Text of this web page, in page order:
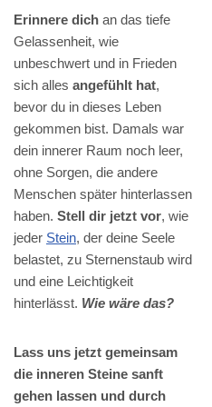
Erinnere dich an das tiefe
Gelassenheit, wie
unbeschwert und in Frieden
sich alles angefühlt hat,
bevor du in dieses Leben
gekommen bist. Damals war
dein innerer Raum noch leer,
ohne Sorgen, die andere
Menschen später hinterlassen
haben. Stell dir jetzt vor, wie
jeder Stein, der deine Seele
belastet, zu Sternenstaub wird
und eine Leichtigkeit
hinterlässt. Wie wäre das?
Lass uns jetzt gemeinsam
die inneren Steine sanft
gehen lassen und durch